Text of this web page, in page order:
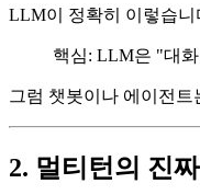
LLM이 정확히 이렇습
핵심: LLM은 "대
그럼 챗봇이나 에이전
2. 멀티턴의 진